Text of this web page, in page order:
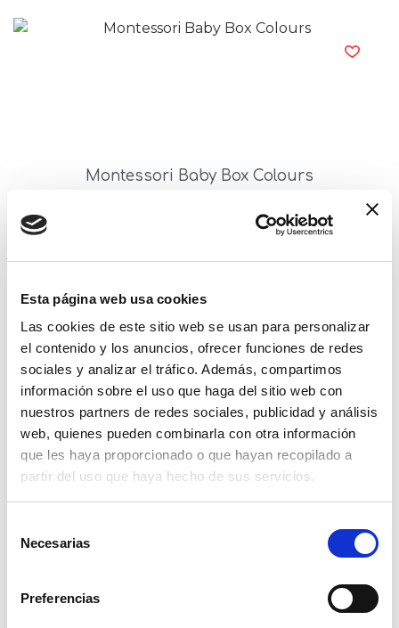
Esta página web usa cookies
Las cookies de este sitio web se usan para personalizar
el contenido y los anuncios, ofrecer funciones de redes
sociales y analizar el tráfico. Además, compartimos
información sobre el uso que haga del sitio web con
nuestros partners de redes sociales, publicidad y análisis
web, quienes pueden combinarla con otra información
que les haya proporcionado o que hayan recopilado a
partir del uso que haya hecho de sus servicios.
Necesarias
Preferencias
Montessori Baby Box Colours
Montessori Baby Happy Animals
Read more